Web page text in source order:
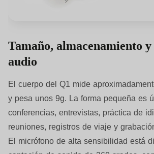
Tamaño, almacenamiento
audio
El cuerpo del Q1 mide
y pesa unos 9g. La forma pequeña es
conferencias, entrevistas, práctica de
reuniones, registros de viaje y
El micrófono de alta sensibilidad está